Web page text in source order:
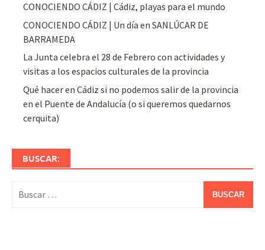
CONOCIENDO CÁDIZ | Cádiz, playas para el mundo
CONOCIENDO CÁDIZ | Un día en SANLÚCAR DE
BARRAMEDA
La Junta celebra el 28 de Febrero con actividades y
visitas a los espacios culturales de la provincia
Qué hacer en Cádiz si no podemos salir de la provincia
en el Puente de Andalucía (o si queremos quedarnos
cerquita)
BUSCAR: